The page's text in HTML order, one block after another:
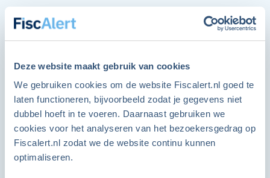
Deze website maakt gebruik van cookies
We gebruiken cookies om de website Fiscalert.nl goed te
laten functioneren, bijvoorbeeld zodat je gegevens niet
dubbel hoeft in te voeren. Daarnaast gebruiken we
cookies voor het analyseren van het bezoekersgedrag op
Fiscalert.nl zodat we de website continu kunnen
optimaliseren.
Via mijn werkgever kan ik een ‘fiets van de
zaak’ krijgen en, net als bij de auto van de
zaak, krijg ik ook een bijtelling. Maar hoe zit
het als ik er een extra slot, fietstassen en een
regenpak bij krijg?
Antwoord
ALLEEN VOOR LEDEN
Word lid en ga direct verder
Als FiscAlert lid heb je onbeperkt toegang tot alle
items op de website.
Ja, ik wil ook lid worden